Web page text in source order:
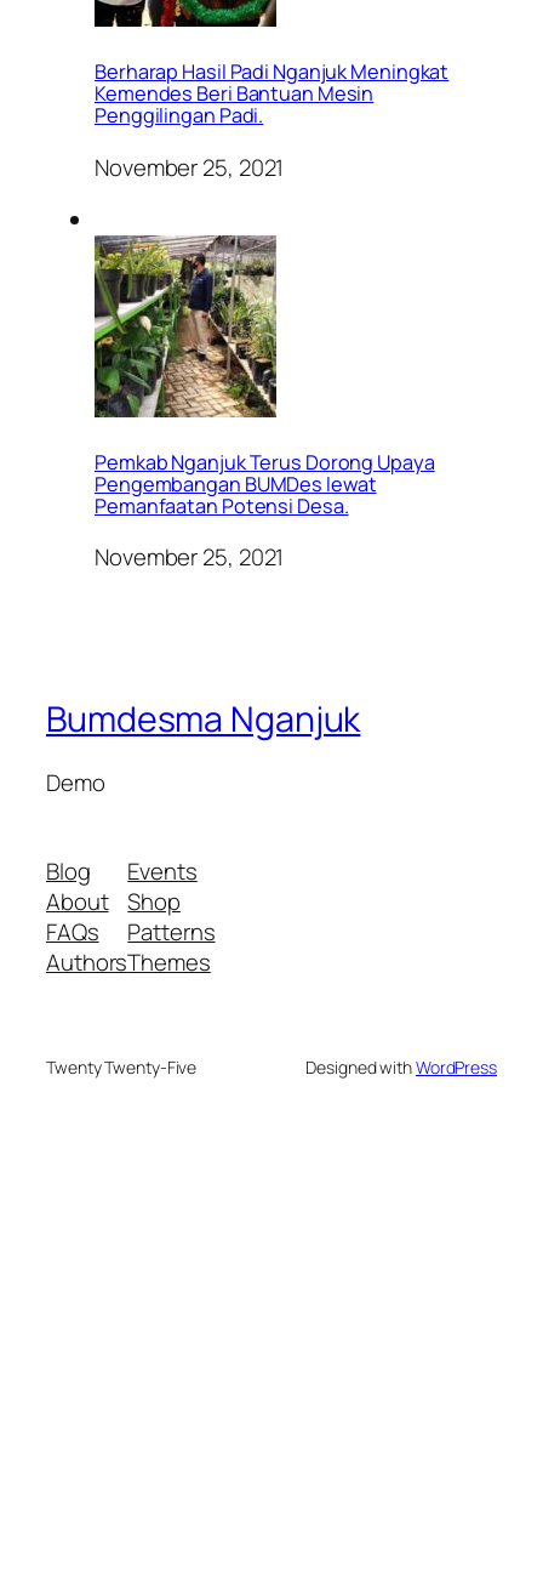
Berharap Hasil Padi Nganjuk Meningkat
Kemendes Beri Bantuan Mesin
Penggilingan Padi.
November 25, 2021
Pemkab Nganjuk Terus Dorong Upaya
Pengembangan BUMDes lewat
Pemanfaatan Potensi Desa.
November 25, 2021
Bumdesma Nganjuk
Demo
Blog
About
FAQs
Authors
Events
Shop
Patterns
Themes
Twenty Twenty-Five Designed withWordPress